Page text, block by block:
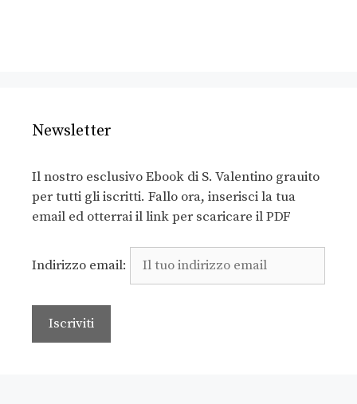
Newsletter
Il nostro esclusivo Ebook di S. Valentino grauito
per tutti gli iscritti. Fallo ora, inserisci la tua
email ed otterrai il link per scaricare il PDF
Indirizzo email: